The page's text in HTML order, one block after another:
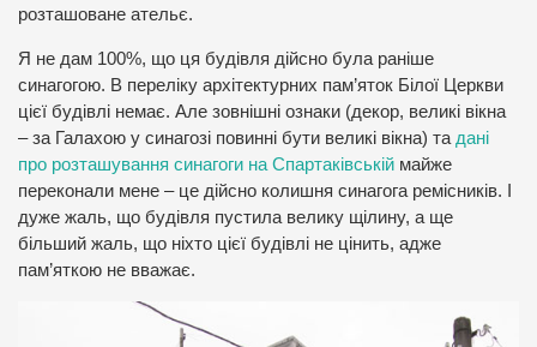
розташоване ательє.
Я не дам 100%, що ця будівля дійсно була раніше
синагогою. В переліку архітектурних пам’яток Білої Церкви
цієї будівлі немає. Але зовнішні ознаки (декор, великі вікна
– за Галахою у синагозі повинні бути великі вікна) та дані
про розташування синагоги на Спартаківській майже
переконали мене – це дійсно колишня синагога ремісників. І
дуже жаль, що будівля пустила велику щілину, а ще
більший жаль, що ніхто цієї будівлі не цінить, адже
пам’яткою не вважає.